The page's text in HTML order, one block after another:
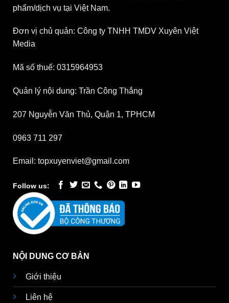
phẩm/dịch vụ tại Việt Nam.
Đơn vị chủ quản: Công ty TNHH TMDV Xuyên Việt
Media
Mã số thuế: 0315964953
Quản lý nội dung: Trần Công Thắng
207 Nguyễn Văn Thủ, Quận 1, TPHCM
0963 711 297
Email: topxuyenviet@gmail.com
Follow us:
NỘI DUNG CƠ BẢN
Giới thiệu
Liên hệ